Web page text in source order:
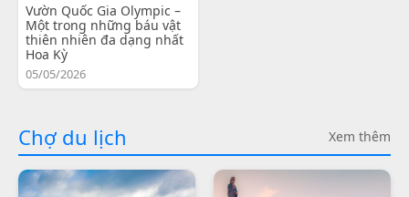
Vườn Quốc Gia Olympic –
Một trong những báu vật
thiên nhiên đa dạng nhất
Hoa Kỳ
05/05/2026
Chợ du lịch Xem thêm